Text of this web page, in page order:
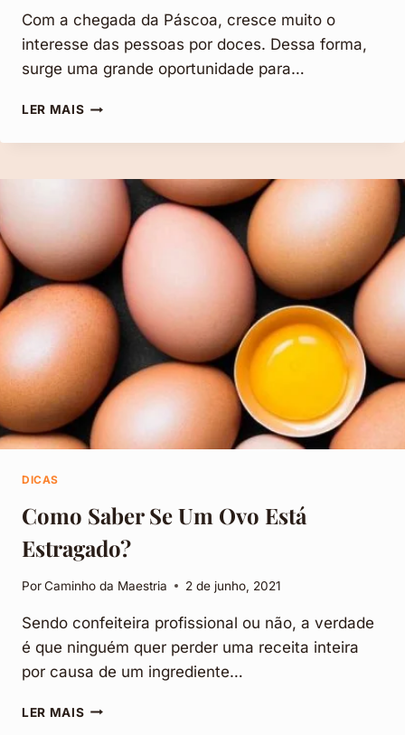
Com a chegada da Páscoa, cresce muito o
interesse das pessoas por doces. Dessa forma,
surge uma grande oportunidade para…
LER MAISIDEIAS
VENDER
PÁSCOA:
FATURE
DOCES
DICAS
Como Saber Se Um Ovo Está
Estragado?
PorCaminho da Maestria 2 de junho, 2021
Sendo confeiteira profissional ou não, a verdade
é que ninguém quer perder uma receita inteira
por causa de um ingrediente…
LER MAISCOMO